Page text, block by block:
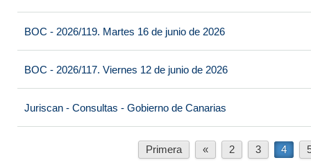
BOC - 2026/119. Martes 16 de junio de 2026
BOC - 2026/117. Viernes 12 de junio de 2026
Juriscan - Consultas - Gobierno de Canarias
Primera « 2 3 4